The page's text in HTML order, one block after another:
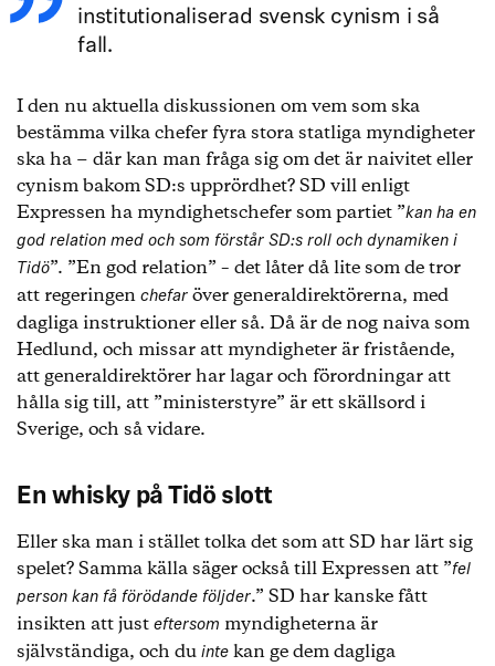
institutionaliserad svensk cynism i så
fall.
I den nu aktuella diskussionen om vem som ska
bestämma vilka chefer fyra stora statliga myndigheter
ska ha − där kan man fråga sig om det är naivitet eller
cynism bakom SD:s upprördhet? SD vill enligt
Expressen ha myndighetschefer som partiet ”kan ha en
god relation med och som förstår SD:s roll och dynamiken i
Tidö”. ”En god relation” – det låter då lite som de tror
att regeringen chefar över generaldirektörerna, med
dagliga instruktioner eller så. Då är de nog naiva som
Hedlund, och missar att myndigheter är fristående,
att generaldirektörer har lagar och förordningar att
hålla sig till, att ”ministerstyre” är ett skällsord i
Sverige, och så vidare.
En whisky på Tidö slott
Eller ska man i stället tolka det som att SD har lärt sig
spelet? Samma källa säger också till Expressen att ”fel
person kan få förödande följder.” SD har kanske fått
insikten att just eftersom myndigheterna är
självständiga, och du inte kan ge dem dagliga